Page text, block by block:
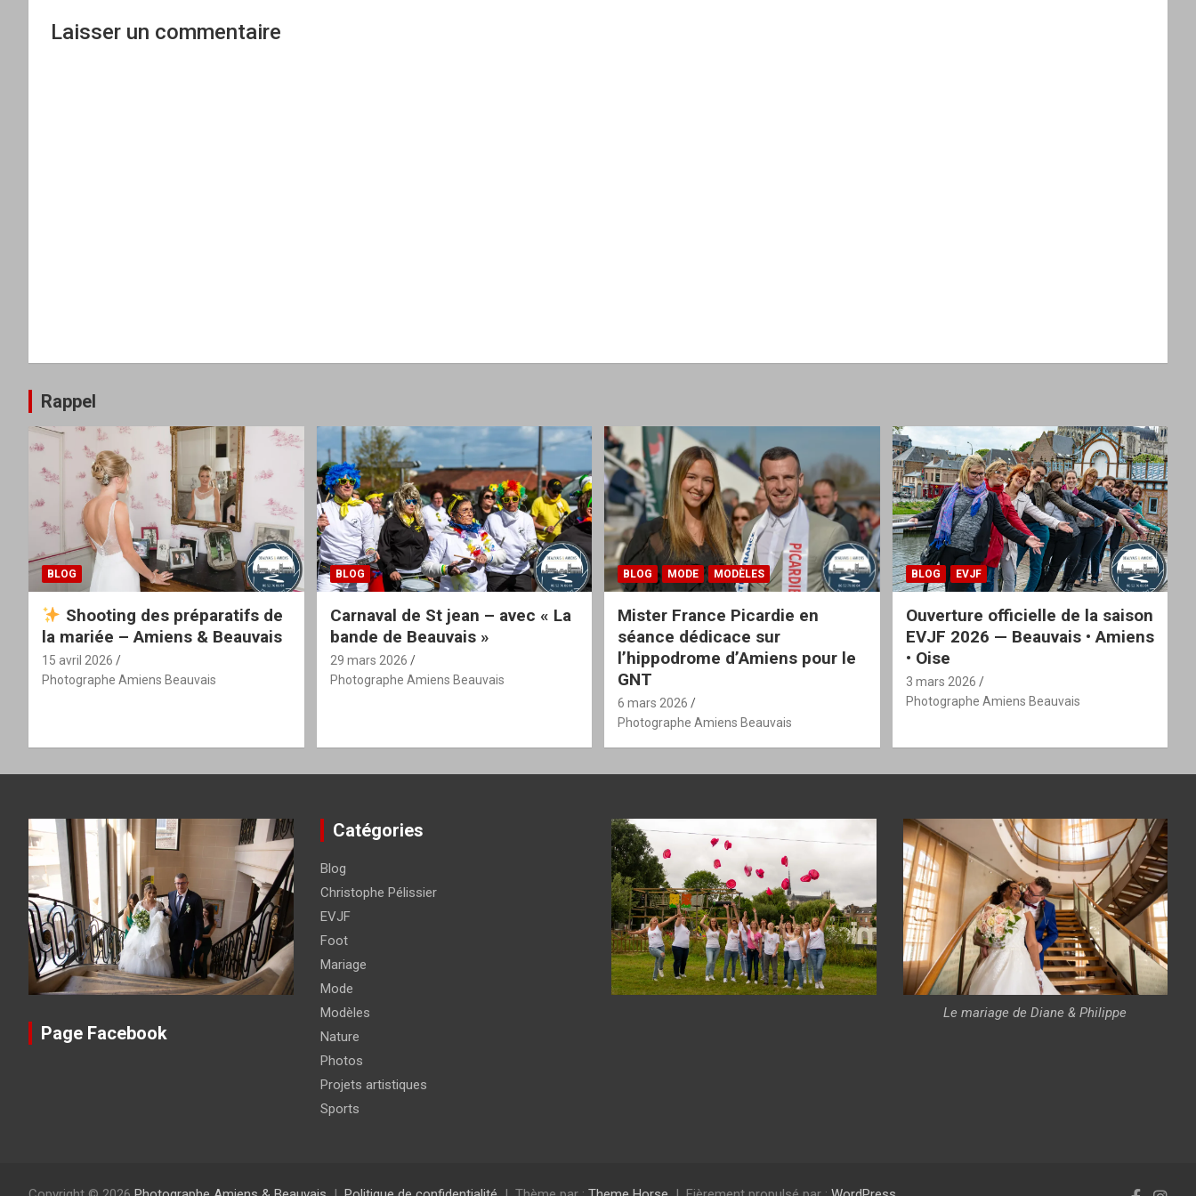
Laisser un commentaire
Rappel
BLOG
Shooting des préparatifs de
la mariée – Amiens & Beauvais
15 avril 2026
Photographe Amiens Beauvais
BLOG
Carnaval de St jean – avec « La
bande de Beauvais »
29 mars 2026
Photographe Amiens Beauvais
BLOG MODE MODÈLES
Mister France Picardie en
séance dédicace sur
l’hippodrome d’Amiens pour le
GNT
6 mars 2026
Photographe Amiens Beauvais
BLOG EVJF
Ouverture officielle de la saison
EVJF 2026 — Beauvais • Amiens
• Oise
3 mars 2026
Photographe Amiens Beauvais
Page Facebook
Catégories
Blog
Christophe Pélissier
EVJF
Foot
Mariage
Mode
Modèles
Nature
Photos
Projets artistiques
Sports
Le mariage de Diane & Philippe